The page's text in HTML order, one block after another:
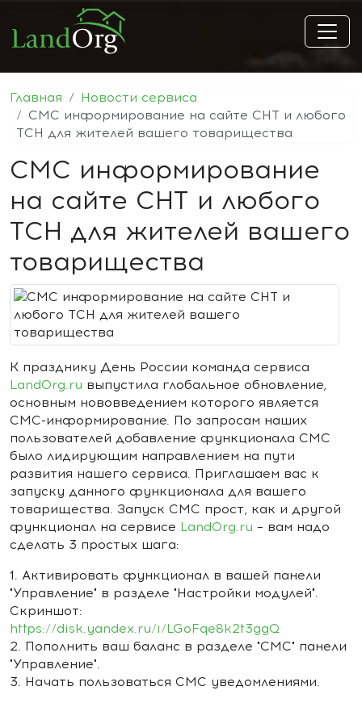
Главная
Новости сервиса
СМС информирование на сайте СНТ и любого
ТСН для жителей вашего товарищества
СМС информирование
на сайте СНТ и любого
ТСН для жителей вашего
товарищества
К празднику День России команда сервиса
LandOrg.ru выпустила глобальное обновление,
основным нововведением которого является
СМС-информирование. По запросам наших
пользователей добавление функционала СМС
было лидирующим направлением на пути
развития нашего сервиса. Приглашаем вас к
запуску данного функционала для вашего
товарищества. Запуск СМС прост, как и другой
функционал на сервисе LandOrg.ru – вам надо
сделать 3 простых шага:
1. Активировать функционал в вашей панели
"Управление" в разделе "Настройки модулей".
Скриншот:
https://disk.yandex.ru/i/LGoFqe8k2t3ggQ
2. Пополнить ваш баланс в разделе "СМС" панели
"Управление".
3. Начать пользоваться СМС уведомлениями.